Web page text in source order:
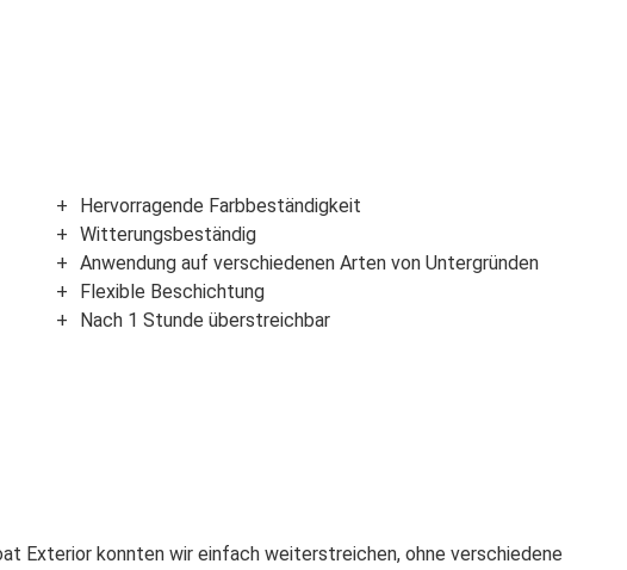
Hervorragende Farbbeständigkeit
Witterungsbeständig
Anwendung auf verschiedenen Arten von Untergründen
Flexible Beschichtung
Nach 1 Stunde überstreichbar
Exterior konnten wir einfach weiterstreichen, ohne verschiedene